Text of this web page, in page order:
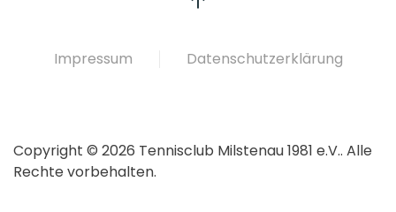
Impressum Datenschutzerklärung
Copyright © 2026 Tennisclub Milstenau 1981 e.V.. Alle
Rechte vorbehalten.